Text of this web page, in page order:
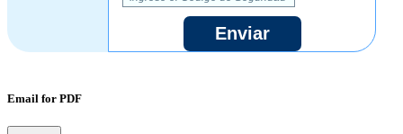
Enviar
Email for PDF